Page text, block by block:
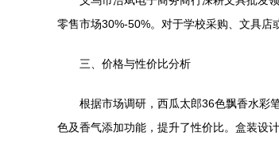
零售市场30%-50%。对于学校采购、文具店
三、价格与性价比分析
根据市场调研，西瓜太郎36色飘香水彩
色及香气添加功能，提升了性价比。盒装设